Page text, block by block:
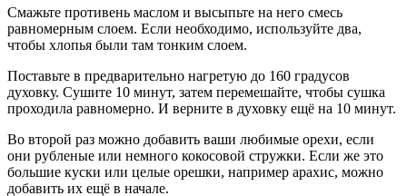
Смажьте противень маслом и высыпьте на него смесь
равномерным слоем. Если необходимо, используйте два,
чтобы хлопья были там тонким слоем.
Поставьте в предварительно нагретую до 160 градусов
духовку. Сушите 10 минут, затем перемешайте, чтобы сушка
проходила равномерно. И верните в духовку ещё на 10 минут.
Во второй раз можно добавить ваши любимые орехи, если
они рубленые или немного кокосовой стружки. Если же это
большие куски или целые орешки, например арахис, можно
добавить их ещё в начале.